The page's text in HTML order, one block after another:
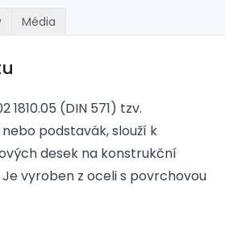
Média
1810.05 (DIN 571) tzv.
podstavák, slouží k
desek na konstrukční
vyroben z oceli s povrchovou